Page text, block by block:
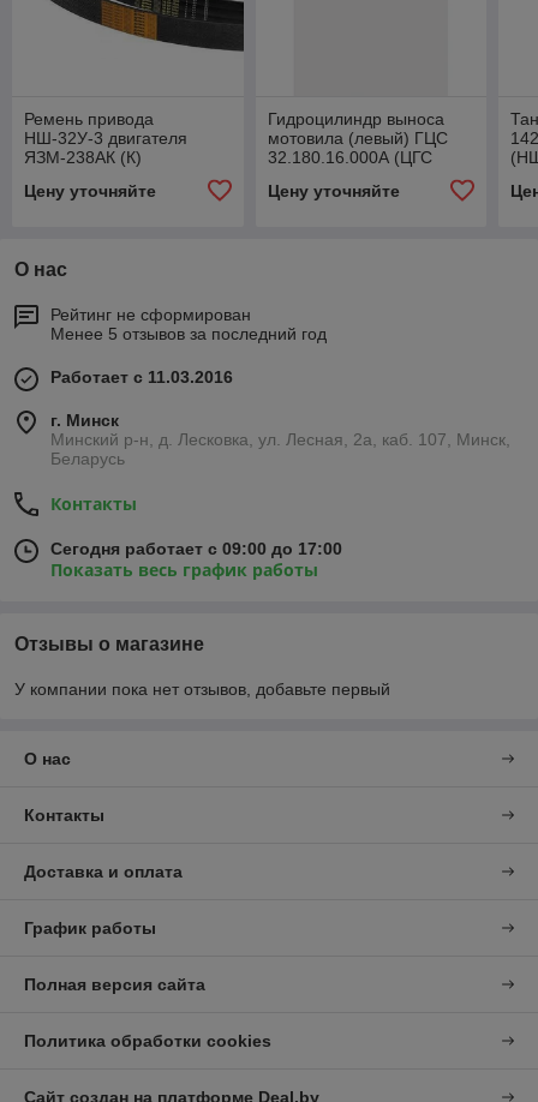
Ремень привода
НШ-32У-3 двигателя
ЯЗМ-238АК (К)
(B(Б)-1180, 14х13-1180)
Цену уточняйте
Гидроцилиндр выноса
мотовила (левый) ГЦС
32.180.16.000А (ЦГС
32.16.000-04, ГА-43000)
Цену уточняйте
О нас
Рейтинг не сформирован
Менее 5 отзывов за последний год
Работает с 11.03.2016
г. Минск
Минский р-н, д. Лесковка, ул. Лесная, 2а, каб. 107, Минск,
Беларусь
Контакты
Сегодня работает с 09:00 до 17:00
Показать весь график работы
Отзывы о магазине
У компании пока нет отзывов, добавьте первый
О нас
Контакты
Доставка и оплата
График работы
Полная версия сайта
Политика обработки cookies
Сайт создан на платформе Deal.by